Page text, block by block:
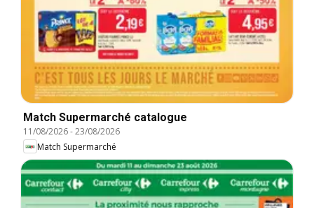
Match Supermarché catalogue
11/08/2026-23/08/2026
Match Supermarché